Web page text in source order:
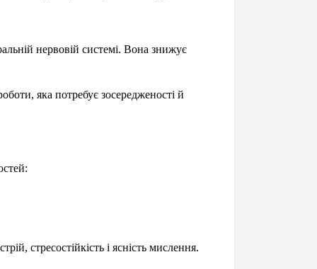
нервовій системі. Вона знижує
яка потребує зосередженості й
стресостійкість і ясність мислення.